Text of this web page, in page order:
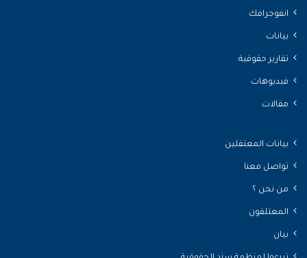
انفوجرافك
بيانات
تقارير حقوقية
فيديوهات
مقالات
بيانات المعتقلين
تواصل معنا
من نحن ؟
المعتلقون
بيان